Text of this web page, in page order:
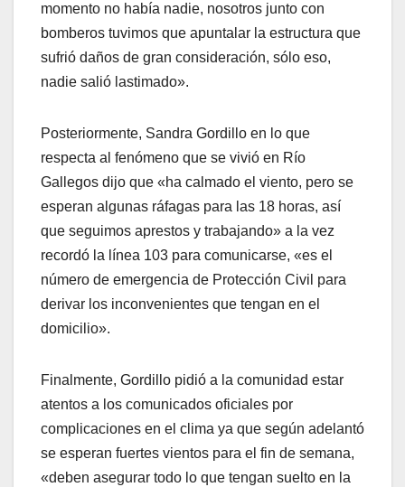
momento no había nadie, nosotros junto con
bomberos tuvimos que apuntalar la estructura que
sufrió daños de gran consideración, sólo eso,
nadie salió lastimado».
Posteriormente, Sandra Gordillo en lo que
respecta al fenómeno que se vivió en Río
Gallegos dijo que «ha calmado el viento, pero se
esperan algunas ráfagas para las 18 horas, así
que seguimos aprestos y trabajando» a la vez
recordó la línea 103 para comunicarse, «es el
número de emergencia de Protección Civil para
derivar los inconvenientes que tengan en el
domicilio».
Finalmente, Gordillo pidió a la comunidad estar
atentos a los comunicados oficiales por
complicaciones en el clima ya que según adelantó
se esperan fuertes vientos para el fin de semana,
«deben asegurar todo lo que tengan suelto en la